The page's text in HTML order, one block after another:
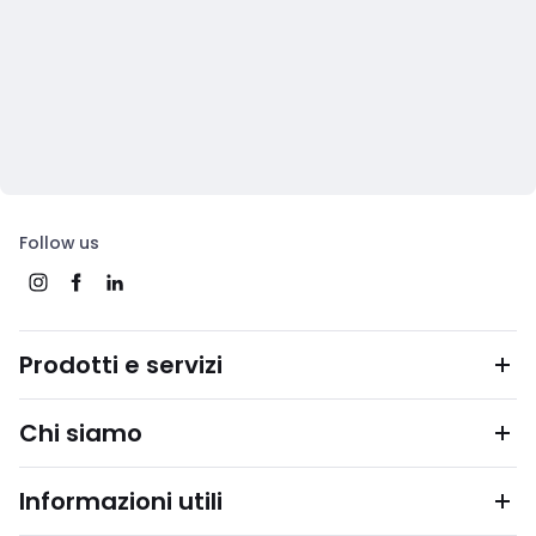
Follow us
Prodotti e servizi
Chi siamo
Informazioni utili